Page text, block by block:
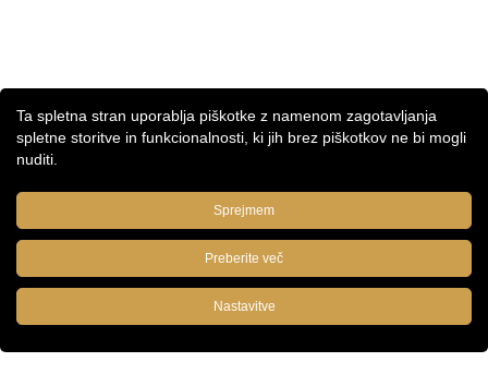
Ta spletna stran uporablja piškotke z namenom zagotavljanja
spletne storitve in funkcionalnosti, ki jih brez piškotkov ne bi mogli
nuditi.
Sprejmem
Preberite več
Nastavitve